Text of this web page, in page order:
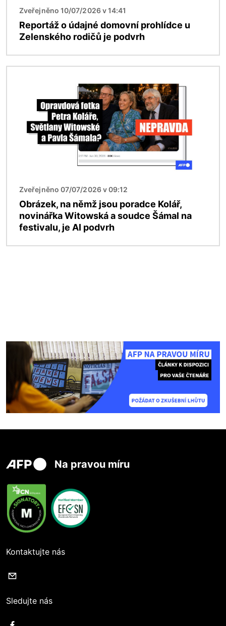
Zveřejněno 10/07/2026 v 14:41
Reportáž o údajné domovní prohlídce u
Zelenského rodičů je podvrh
Zveřejněno 07/07/2026 v 09:12
Obrázek, na němž jsou poradce Kolář,
novinářka Witowská a soudce Šámal na
festivalu, je AI podvrh
Na pravou míru
Kontaktujte nás
Sledujte nás